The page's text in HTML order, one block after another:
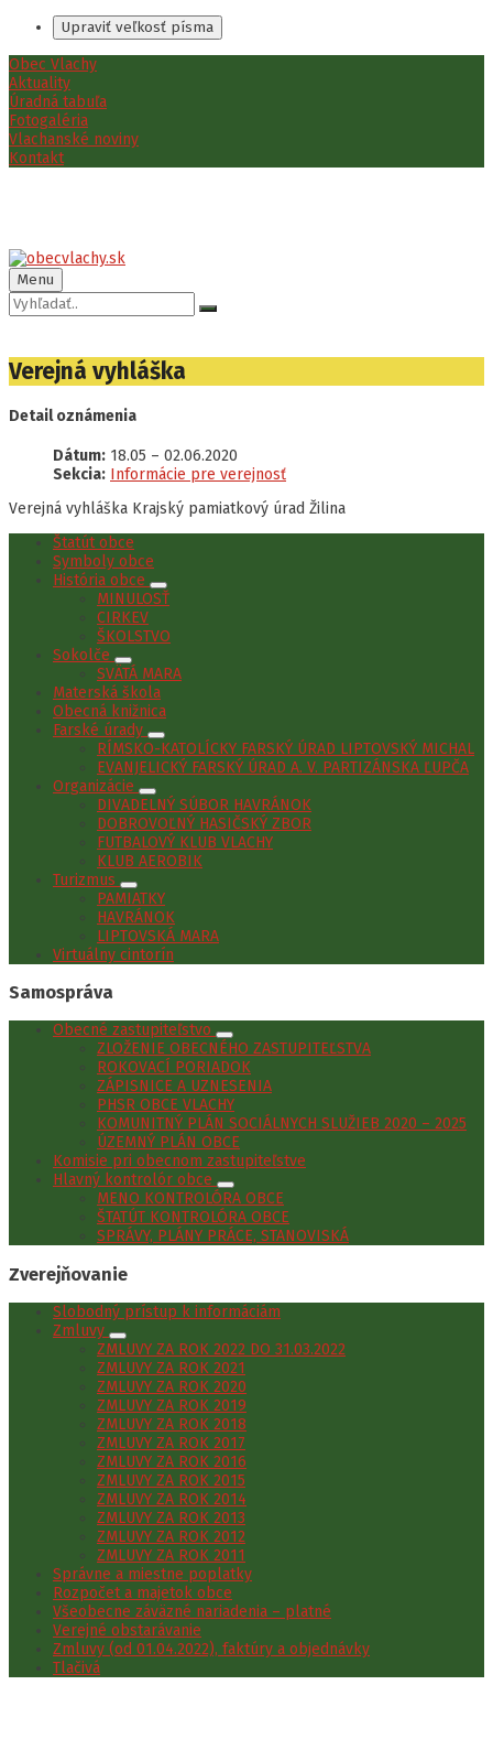
Upraviť veľkosť písma
Preskočiť
na
obsah
Preskočiť
na
ľavý
panel
Preskočiť
na
pätičku
Obec Vlachy
Aktuality
Úradná tabuľa
Fotogaléria
Vlachanské noviny
Kontakt
Menu
Vyhľadávanie:
Verejná vyhláška
Detail oznámenia
Dátum: 18.05 – 02.06.2020
Sekcia: Informácie pre verejnosť
Verejná vyhláška Krajský pamiatkový úrad Žilina
Štatút obce
Symboly obce
História obce
MINULOSŤ
CIRKEV
ŠKOLSTVO
Sokolče
SVÄTÁ MARA
Materská škola
Obecná knižnica
Farské úrady
RÍMSKO-KATOLÍCKY FARSKÝ ÚRAD LIPTOVSKÝ MICHAL
EVANJELICKÝ FARSKÝ ÚRAD A. V. PARTIZÁNSKA ĽUPČA
Organizácie
DIVADELNÝ SÚBOR HAVRÁNOK
DOBROVOĽNÝ HASIČSKÝ ZBOR
FUTBALOVÝ KLUB VLACHY
KLUB AEROBIK
Turizmus
PAMIATKY
HAVRÁNOK
LIPTOVSKÁ MARA
Virtuálny cintorín
Samospráva
Obecné zastupiteľstvo
ZLOŽENIE OBECNÉHO ZASTUPITEĽSTVA
ROKOVACÍ PORIADOK
ZÁPISNICE A UZNESENIA
PHSR OBCE VLACHY
KOMUNITNÝ PLÁN SOCIÁLNYCH SLUŽIEB 2020 – 2025
ÚZEMNÝ PLÁN OBCE
Komisie pri obecnom zastupiteľstve
Hlavný kontrolór obce
MENO KONTROLÓRA OBCE
ŠTATÚT KONTROLÓRA OBCE
SPRÁVY, PLÁNY PRÁCE, STANOVISKÁ
Zverejňovanie
Slobodný prístup k informáciám
Zmluvy
ZMLUVY ZA ROK 2022 DO 31.03.2022
ZMLUVY ZA ROK 2021
ZMLUVY ZA ROK 2020
ZMLUVY ZA ROK 2019
ZMLUVY ZA ROK 2018
ZMLUVY ZA ROK 2017
ZMLUVY ZA ROK 2016
ZMLUVY ZA ROK 2015
ZMLUVY ZA ROK 2014
ZMLUVY ZA ROK 2013
ZMLUVY ZA ROK 2012
ZMLUVY ZA ROK 2011
Správne a miestne poplatky
Rozpočet a majetok obce
Všeobecne záväzné nariadenia – platné
Verejné obstarávanie
Zmluvy (od 01.04.2022), faktúry a objednávky
Tlačivá